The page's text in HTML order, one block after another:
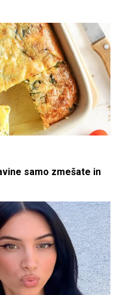
samo zmešate in